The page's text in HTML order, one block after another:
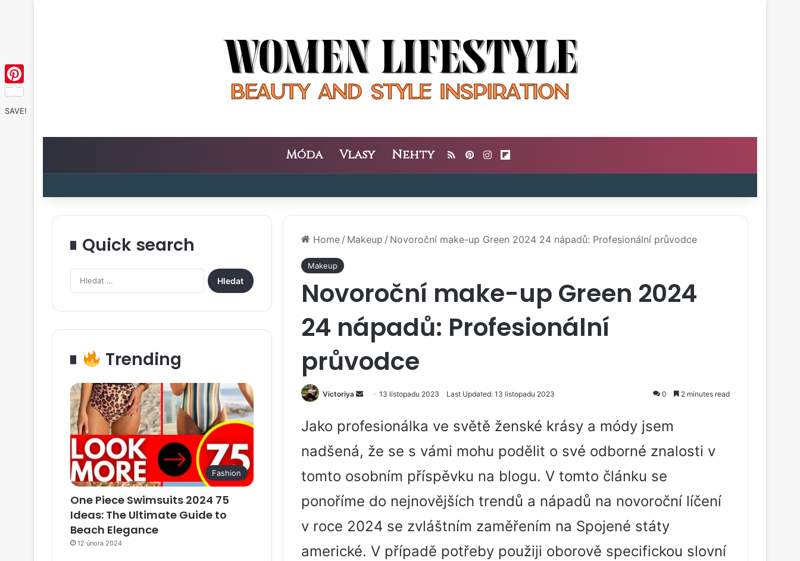
Móda Vlasy Nehty RSSPinterestInstagram
Home / Makeup / Novoroční make-up Green 2024 24 nápadů: Profesionální průvodce
Makeup
Novoroční make-up Green 2024
24 nápadů: Profesionální
průvodce
Victoriya
Send
email
13 listopadu 2023 Last Updated: 13 listopadu 2023 0 2 minutes read
Jako profesionálka ve světě ženské krásy a módy jsem
nadšená, že se s vámi mohu podělit o své odborné znalosti v
tomto osobním příspěvku na blogu. V tomto článku se
ponoříme do nejnovějších trendů a nápadů na novoroční líčení
v roce 2024 se zvláštním zaměřením na Spojené státy
americké. V případě potřeby použiji oborově specifickou slovní
Quick search
Vyhledávání
Trending
Fashion
One Piece Swimsuits 2024 75
Ideas: The Ultimate Guide to
Beach Elegance
12 února 2024
Pinterest
SAVE!